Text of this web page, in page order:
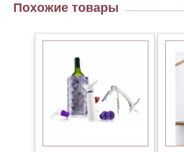
Похожие товары